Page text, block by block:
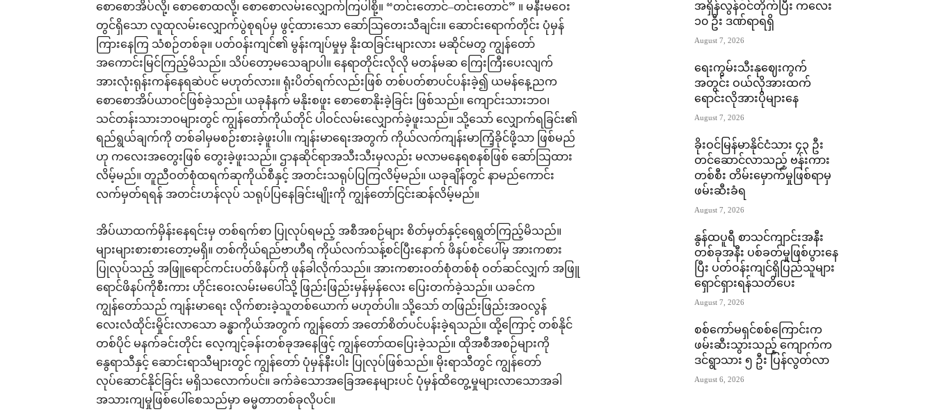
စောစောအိပ်လို့၊ စောစောထလို့၊ စောစောလမ်းလျှောက်ကြပါစို့။ “တင်းတောင်–တင်းတောင်” ။ မနီးမဝေး
တွင်ရှိသော လူထုလမ်းလျှောက်ပွဲစုရပ်မှ ဖွင့်ထားသော ဆော်သြတေးသီချင်း။ ဆောင်းရောက်တိုင်း ပုံမှန်
ကြားနေကြ သံစဉ်တစ်ခု။ ပတ်ဝန်းကျင်၏ မွန်းကျပ်မှုမှ နိုးထခြင်းများလား မဆိုင်မတွ ကျွန်တော်
အကောင်းမြင်ကြည့်မိသည်။ သိပ်တော့မသေချာပါ။ နေရာတိုင်းလိုလို မတန်မဆ ကြေးကြီးပေးလျက်
အားလုံးရုန်းကန်နေရဆဲပင် မဟုတ်လား။ ရုံးပိတ်ရက်လည်းဖြစ် တစ်ပတ်စာပင်ပန်းခဲ့၍ ယမန်နေ့ညက
စောစောအိပ်ယာဝင်ဖြစ်ခဲ့သည်။ ယခုနံနက် မနိုးစဖူး စောစောနိုးခဲ့ခြင်း ဖြစ်သည်။ ကျောင်းသားဘဝ၊
သင်တန်းသားဘဝများတွင် ကျွန်တော်ကိုယ်တိုင် ပါဝင်လမ်းလျှောက်ခဲ့ဖူးသည်။ သို့သော် လျှောက်ရခြင်း၏
ရည်ရွယ်ချက်ကို တစ်ခါမှမစဉ်းစားခဲ့ဖူးပါ။ ကျန်းမာရေးအတွက် ကိုယ်လက်ကျန်းမာကြံ့ခိုင်ဖို့သာ ဖြစ်မည်
ဟု ကလေးအတွေးဖြစ် တွေးခဲ့ဖူးသည်။ ဌာနဆိုင်ရာအသီးသီးမှလည်း မလာမနေရစနစ်ဖြစ် ဆော်သြထား
လိမ့်မည်။ တူညီဝတ်စုံထရက်ဆုကိုယ်စီနှင့် အတင်းသရုပ်ပြကြလိမ့်မည်။ ယခုချိန်တွင် နာမည်ကောင်း
လက်မှတ်ရရန် အတင်းဟန်လုပ် သရုပ်ပြနေခြင်းမျိုးကို ကျွန်တော်ငြင်းဆန်လိမ့်မည်။
အိပ်ယာထက်မှိန်းနေရင်းမှ တစ်ရက်စာ ပြုလုပ်ရမည့် အစီအစဉ်များ စိတ်မှတ်နှင့်ရေရွတ်ကြည့်မိသည်။
များများစားစားတော့မရှိ။ တစ်ကိုယ်ရည်ဗာဟီရ ကိုယ်လက်သန့်စင်ပြီးနောက် ဖိနပ်စင်ပေါ်မှ အားကစား
ပြုလုပ်သည့် အဖြူရောင်ကင်းပတ်ဖိနပ်ကို ဖုန်ခါလိုက်သည်။ အားကစားဝတ်စုံတစ်စုံ ဝတ်ဆင်လျှက် အဖြူ
ရောင်ဖိနပ်ကိုစီးကား ဟိုင်းဝေးလမ်းမပေါ်သို့ ဖြည်းဖြည်းမှန်မှန်လေး ပြေးတက်ခဲ့သည်။ ယခင်က
ကျွန်တော်သည် ကျန်းမာရေး လိုက်စားခဲ့သူတစ်ယောက် မဟုတ်ပါ။ သို့သော် တဖြည်းဖြည်းအဝလွန်
လေးလံထိုင်းမှိုင်းလာသော ခန္ဓာကိုယ်အတွက် ကျွန်တော် အတော်စိတ်ပင်ပန်းခဲ့ရသည်။ ထို့ကြောင့် တစ်နိုင်
တစ်ပိုင် မနက်ခင်းတိုင်း လေ့ကျင့်ခန်းတစ်ခုအနေဖြင့် ကျွန်တော်ထပြေးခဲ့သည်။ ထိုအစီအစဉ်များကို
နွေရာသီနှင့် ဆောင်းရာသီများတွင် ကျွန်တော် ပုံမှန်နီးပါး ပြုလုပ်ဖြစ်သည်။ မိုးရာသီတွင် ကျွန်တော်
လုပ်ဆောင်နိုင်ခြင်း မရှိသလောက်ပင်။ ခက်ခဲသောအခြေအနေများပင် ပုံမှန်ထိတွေ့မှုများလာသောအခါ
အသားကျမှုဖြစ်ပေါ်စေသည်မှာ ဓမ္မတာတစ်ခုလိုပင်။
အရှိန်လွန်ဝင်တိုက်ပြီး ကလေး
၁၀ ဦး ဒဏ်ရာရရှိ
August 7, 2026
ရေးကွမ်းသီးနုဈေးကွက်
အတွင်း ဝယ်လိုအားထက်
ရောင်းလိုအားပိုများနေ
August 7, 2026
ခိုးဝင်မြန်မာနိုင်ငံသား ၄၃ ဦး
တင်ဆောင်လာသည့် ဗန်းကား
တစ်စီး တိမ်းမှောက်မှုဖြစ်ရာမှ
ဖမ်းဆီးခံရ
August 7, 2026
နွန်ထပူရီ စာသင်ကျာင်းအနီး
တစ်ခုအနီး ပစ်ခတ်မှုဖြစ်ပွားနေ
ပြီး ပတ်ဝန်းကျင်ရှိပြည်သူများ
ရှောင်ရှားရန်သတိပေး
August 7, 2026
စစ်ကော်မရှင်စစ်ကြောင်းက
ဖမ်းဆီးသွားသည့် ကျောက်က
ဒင်ရွာသား ၅ ဦး ပြန်လွတ်လာ
August 6, 2026